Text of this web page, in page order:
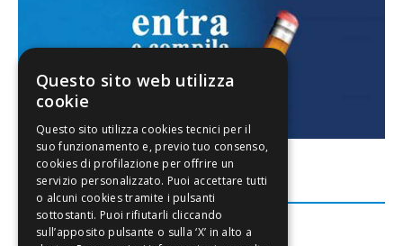
FACEBOOK
Questo sito web utilizza
cookie